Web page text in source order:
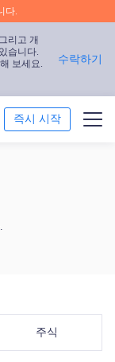
다.
리고 개
습니다.
보세요.
수락하기
즉시 시작
주식